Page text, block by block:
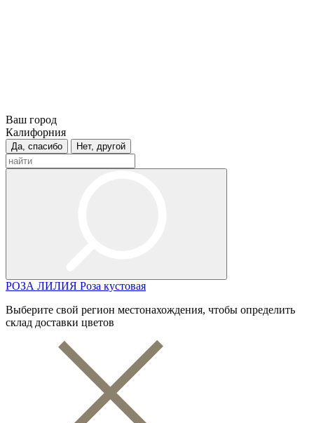
Ваш город
Калифорния
Да, спасибо Нет, другой
РОЗА ЛИЛИЯ Роза кустовая
Выберите свой регион местонахождения, чтобы определить
склад доставки цветов